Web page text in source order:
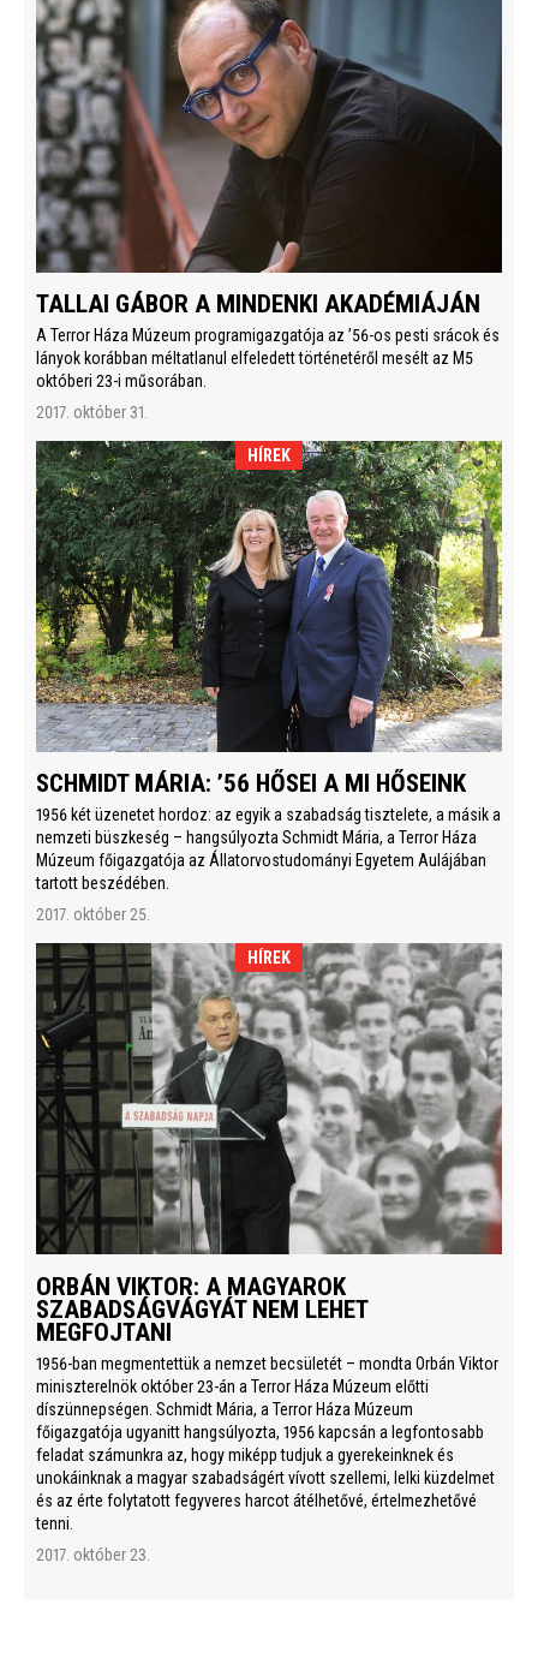
TALLAI GÁBOR A MINDENKI AKADÉMIÁJÁN
A Terror Háza Múzeum programigazgatója az ’56-os pesti srácok és
lányok korábban méltatlanul elfeledett történetéről mesélt az M5
októberi 23-i műsorában.
2017. október 31.
HÍREK
SCHMIDT MÁRIA: ’56 HŐSEI A MI HŐSEINK
1956 két üzenetet hordoz: az egyik a szabadság tisztelete, a másik a
nemzeti büszkeség – hangsúlyozta Schmidt Mária, a Terror Háza
Múzeum főigazgatója az Állatorvostudományi Egyetem Aulájában
tartott beszédében.
2017. október 25.
HÍREK
ORBÁN VIKTOR: A MAGYAROK
SZABADSÁGVÁGYÁT NEM LEHET
MEGFOJTANI
1956-ban megmentettük a nemzet becsületét – mondta Orbán Viktor
miniszterelnök október 23-án a Terror Háza Múzeum előtti
díszünnepségen. Schmidt Mária, a Terror Háza Múzeum
főigazgatója ugyanitt hangsúlyozta, 1956 kapcsán a legfontosabb
feladat számunkra az, hogy miképp tudjuk a gyerekeinknek és
unokáinknak a magyar szabadságért vívott szellemi, lelki küzdelmet
és az érte folytatott fegyveres harcot átélhetővé, értelmezhetővé
tenni.
2017. október 23.